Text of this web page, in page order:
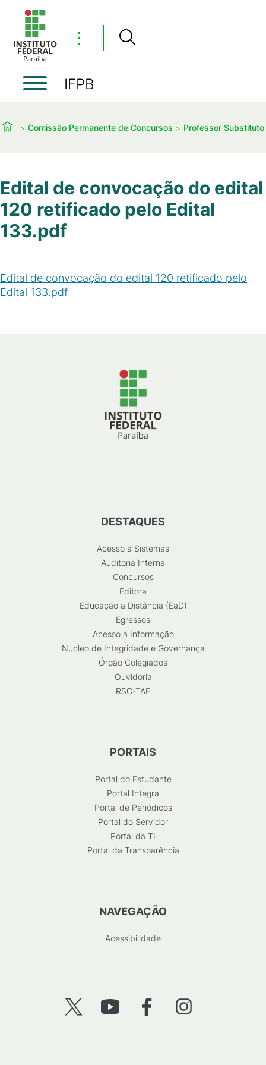
⋮
IFPB
Comissão Permanente de Concursos Professor Substituto
Edital de convocação do edital
120 retificado pelo Edital
133.pdf
Edital de convocação do edital 120 retificado pelo
Edital 133.pdf
DESTAQUES
Acesso a Sistemas
Auditoria Interna
Concursos
Editora
Educação a Distância (EaD)
Egressos
Acesso à Informação
Núcleo de Integridade e Governança
Órgão Colegiados
Ouvidoria
RSC-TAE
PORTAIS
Portal do Estudante
Portal Integra
Portal de Periódicos
Portal do Servidor
Portal da TI
Portal da Transparência
NAVEGAÇÃO
Acessibilidade